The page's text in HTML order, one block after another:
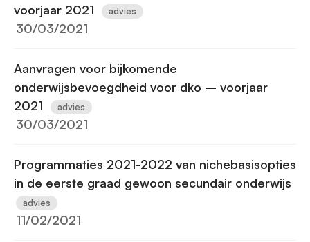
voorjaar 2021
advies
30/03/2021
Aanvragen voor bijkomende
onderwijsbevoegdheid voor dko – voorjaar
2021
advies
30/03/2021
Programmaties 2021-2022 van nichebasisopties
in de eerste graad gewoon secundair onderwijs
advies
11/02/2021